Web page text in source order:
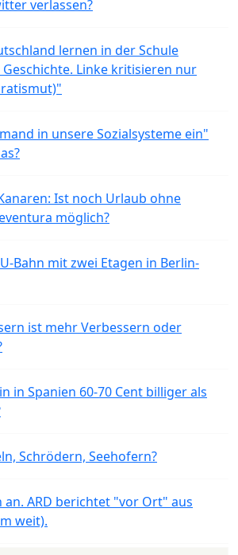
verlassen?
lernen in der Schule
Linke kritisieren nur
in unsere Sozialsysteme ein"
Ist noch Urlaub ohne
möglich?
Bahn mit zwei Etagen in Berlin-
ist mehr Verbessern oder
in Spanien 60-70 Cent billiger als
Schrödern, Seehofern?
ARD berichtet "vor Ort" aus
weit).